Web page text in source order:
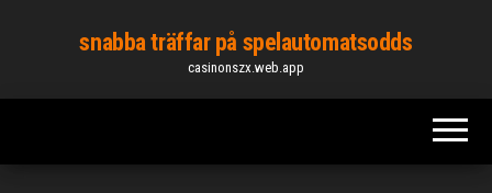
content
snabba träffar på spelautomatsodds
casinonszx.web.app